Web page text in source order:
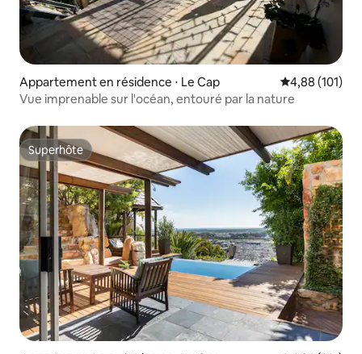
Appartement en résidence ⋅ Le Cap Évaluation
4,88 (101)
Vue imprenable sur l'océan, entouré par la nature
Superhôte
Superhôte